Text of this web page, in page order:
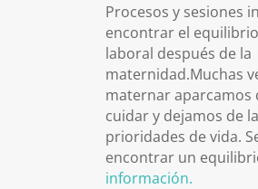
Procesos y sesiones
encontrar el
laboral después de la
maternidad.Muchas
maternar aparcamos
cuidar y dejamos de
prioridades de vida.
encontrar un
información.